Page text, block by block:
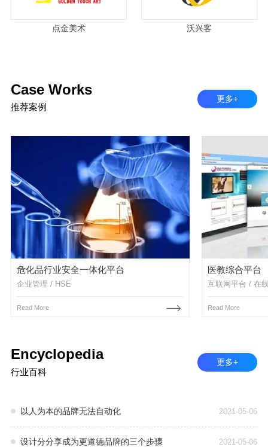
点金美术 沃兴客
Case Works
推荐案例
更多+
危化品行业安全一体化平台
企业管理 / HSE
Read More
医教综合平台
互联网平台 / 在
Read More
Encyclopedia
行业百科
更多+
以人为本的品牌无法自动化 2021-05-06
设计分分享成为更道德品牌的三个步骤 2021-05-06